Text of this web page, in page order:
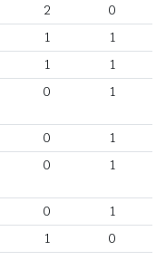
2 0
1 1
1 1
0 1
0 1
0 1
0 1
1 0